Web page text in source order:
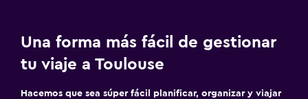
Una forma más fácil de gestionar
tu viaje a Toulouse
Hacemos que sea súper fácil planificar, organizar y viajar